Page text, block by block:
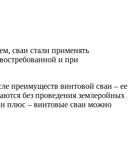
сваи стали применять
и при
преимуществ винтовой сваи – ее
без проведения землеройных
плюс – винтовые сваи можно